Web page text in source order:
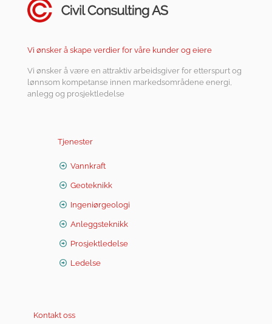
Vi ønsker å skape verdier for våre kunder og eiere
Vi ønsker å være en attraktiv arbeidsgiver for etterspurt og
lønnsom kompetanse innen markedsområdene energi,
anlegg og prosjektledelse
Tjenester
Vannkraft
Geoteknikk
Ingeniørgeologi
Anleggsteknikk
Prosjektledelse
Ledelse
Kontakt oss